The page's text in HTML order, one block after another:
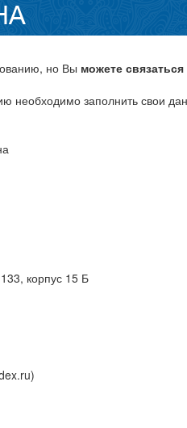
но Вы можете
необходимо заполнить свои
корпус 15 Б